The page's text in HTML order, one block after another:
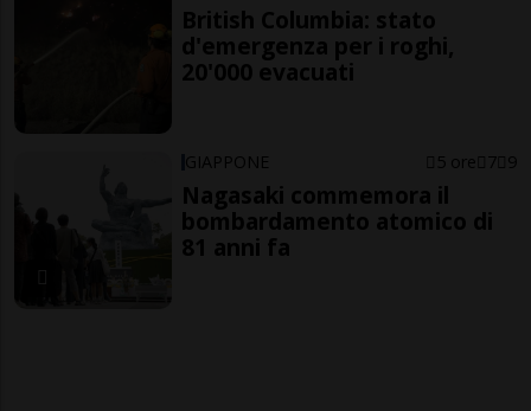
British Columbia: stato
d'emergenza per i roghi,
20'000 evacuati
GIAPPONE 5 ore 7 9
Nagasaki commemora il
bombardamento atomico di
81 anni fa